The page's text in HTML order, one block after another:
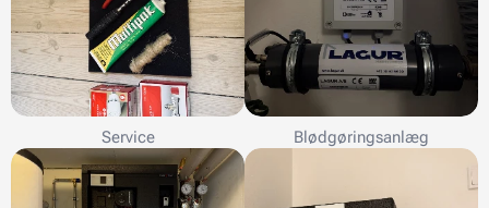
Service Blødgøringsanlæg